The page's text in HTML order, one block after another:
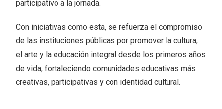
participativo a la jornada.
Con iniciativas como esta, se refuerza el compromiso
de las instituciones públicas por promover la cultura,
el arte y la educación integral desde los primeros años
de vida, fortaleciendo comunidades educativas más
creativas, participativas y con identidad cultural.